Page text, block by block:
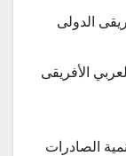
الدولى
الأفريقى
الصادرات